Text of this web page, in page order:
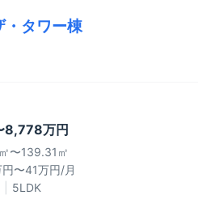
・タワー棟
8,778万円
〜139.31㎡
〜41万円/月
5LDK